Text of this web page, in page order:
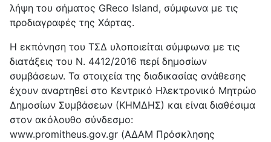
λήψη του σήματος GReco Island, σύμφωνα με τις
προδιαγραφές της Χάρτας.
Η εκπόνηση του ΤΣΔ υλοποιείται σύμφωνα με τις
διατάξεις του Ν. 4412/2016 περί δημοσίων
συμβάσεων. Τα στοιχεία της διαδικασίας ανάθεσης
έχουν αναρτηθεί στο Κεντρικό Ηλεκτρονικό Μητρώο
Δημοσίων Συμβάσεων (ΚΗΜΔΗΣ) και είναι διαθέσιμα
στον ακόλουθο σύνδεσμο:
www.promitheus.gov.gr (ΑΔΑΜ Πρόσκλησης